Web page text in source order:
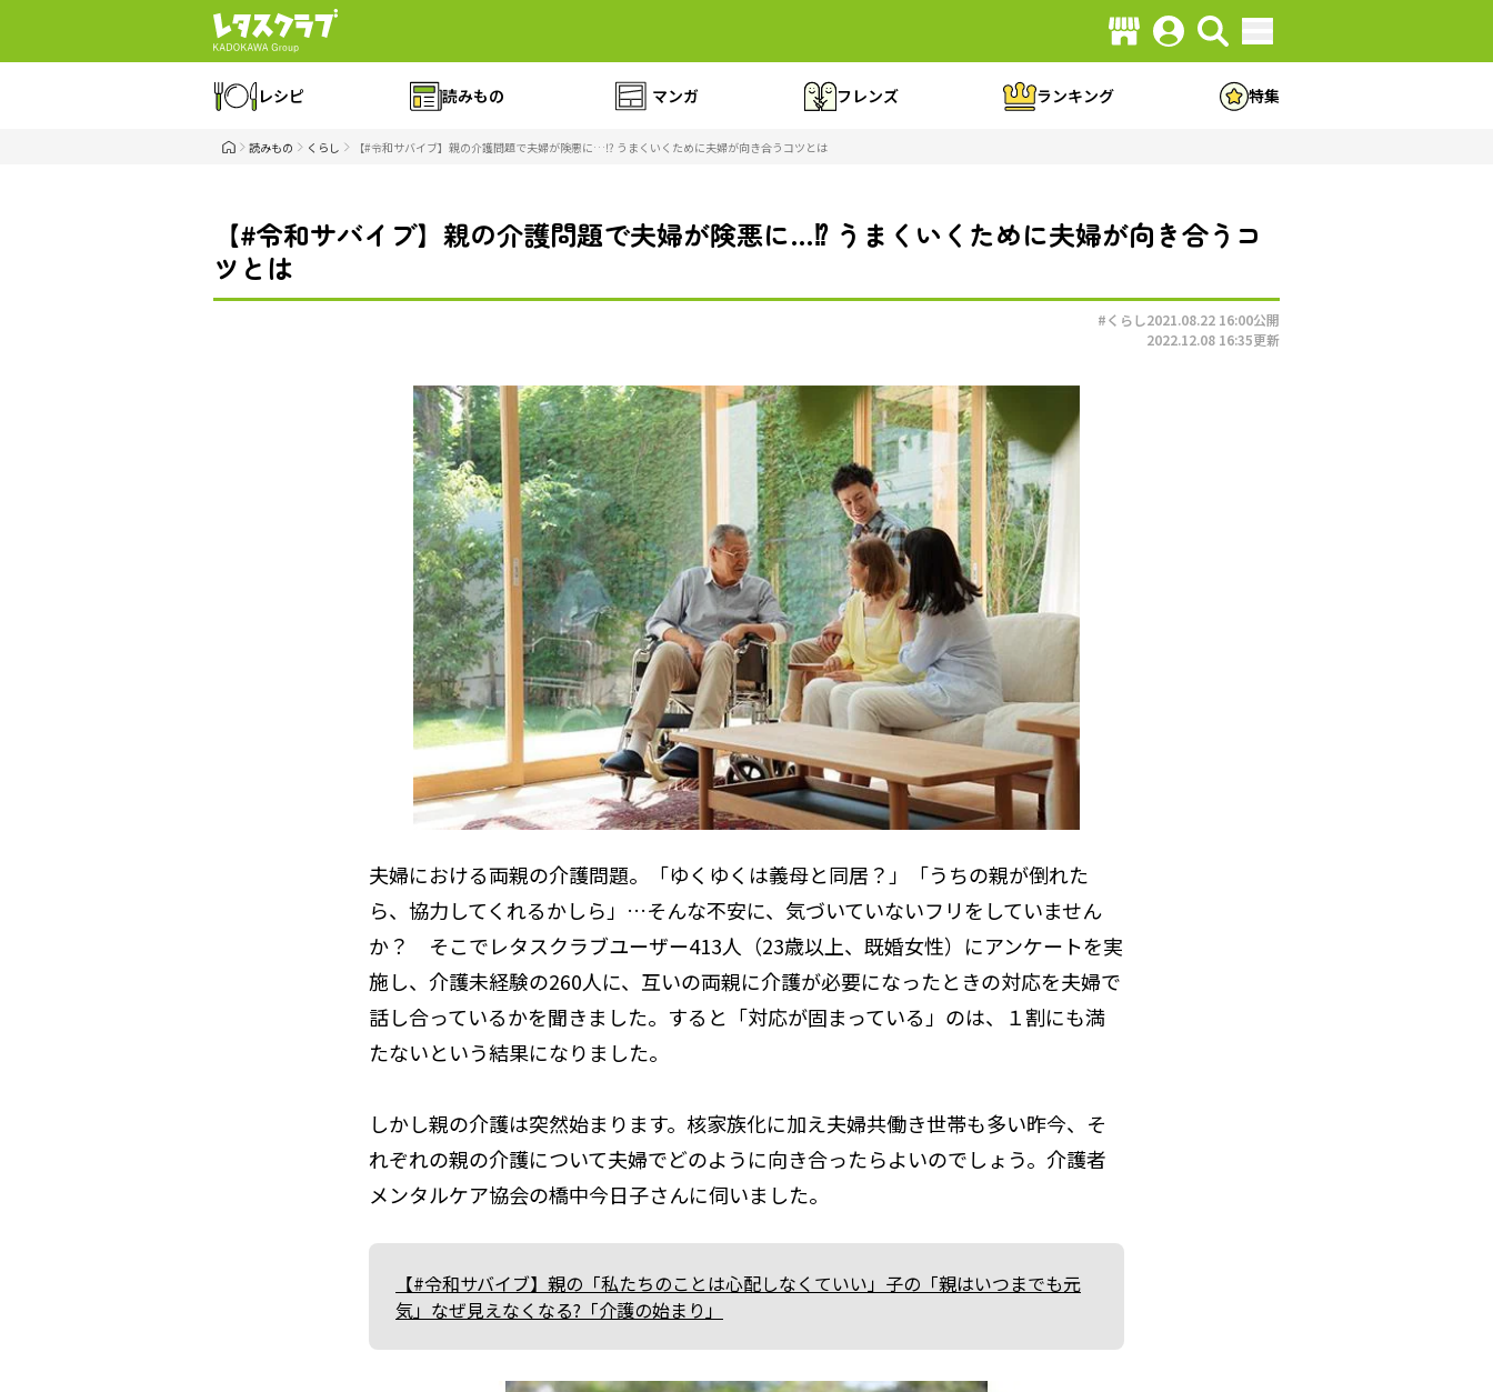
レシピ 読みもの マンガ フレンズ ランキング 特集
読みもの くらし 【#令和サバイブ】親の介護問題で夫婦が険悪に…⁉ うまくいくために夫婦が向き合うコツとは
【#令和サバイブ】親の介護問題で夫婦が険悪に…⁉ うまくいくために夫婦が向き合うコ
ツとは
#くらし2021.08.22 16:00公開
2022.12.08 16:35更新
夫婦における両親の介護問題。「ゆくゆくは義母と同居？」「うちの親が倒れた
ら、協力してくれるかしら」…そんな不安に、気づいていないフリをしていません
か？ そこでレタスクラブユーザー413人（23歳以上、既婚女性）にアンケートを実
施し、介護未経験の260人に、互いの両親に介護が必要になったときの対応を夫婦で
話し合っているかを聞きました。すると「対応が固まっている」のは、１割にも満
たないという結果になりました。
しかし親の介護は突然始まります。核家族化に加え夫婦共働き世帯も多い昨今、そ
れぞれの親の介護について夫婦でどのように向き合ったらよいのでしょう。介護者
メンタルケア協会の橋中今日子さんに伺いました。
【#令和サバイブ】親の「私たちのことは心配しなくていい」子の「親はいつまでも元
気」――なぜ見えなくなる?「介護の始まり」